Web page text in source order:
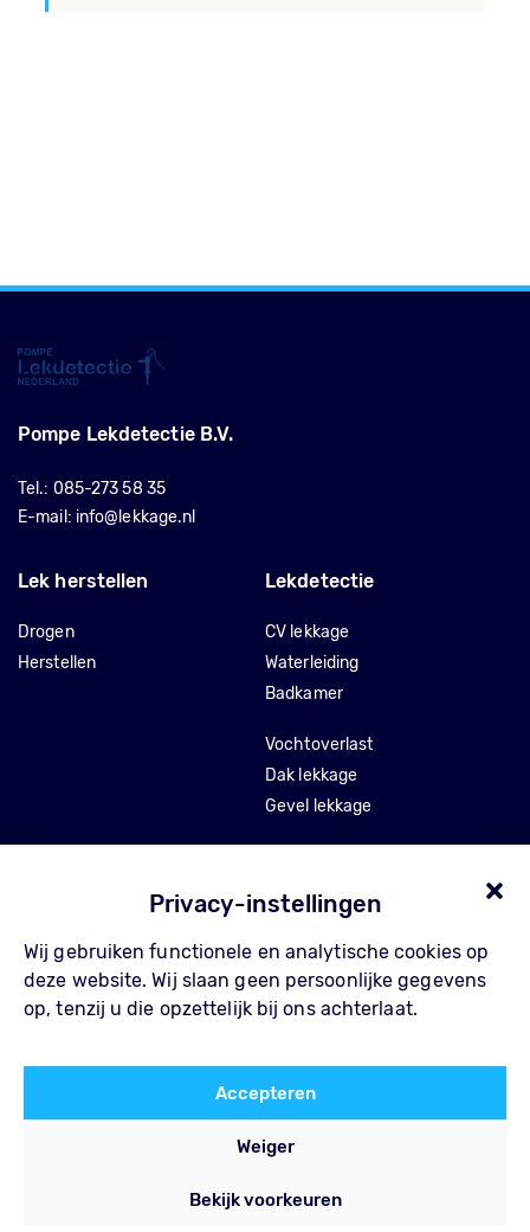
Privacy-instellingen
Wij gebruiken functionele en analytische cookies op
deze website. Wij slaan geen persoonlijke gegevens
op, tenzij u die opzettelijk bij ons achterlaat.
Accepteren
Weiger
Bekijk voorkeuren
Pompe Lekdetectie B.V.
Tel.: 085-273 58 35
E-mail: info@lekkage.nl
Lekdetectie
CV lekkage
Waterleiding
Badkamer
Vochtoverlast
Dak lekkage
Gevel lekkage
Lek herstellen
Drogen
Herstellen
Over Pompe
Waarom Pompe
Referenties
Blog
Contact
FAQ
Algemene voorwaarden